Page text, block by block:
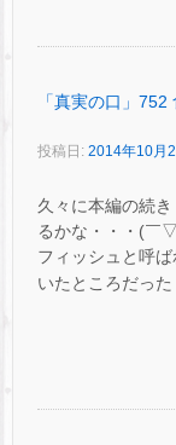
「真実の口」
投稿日: 2014年10月
久々に本編の続
るかな・・・(￣
フィッシュと呼
いたところだっ